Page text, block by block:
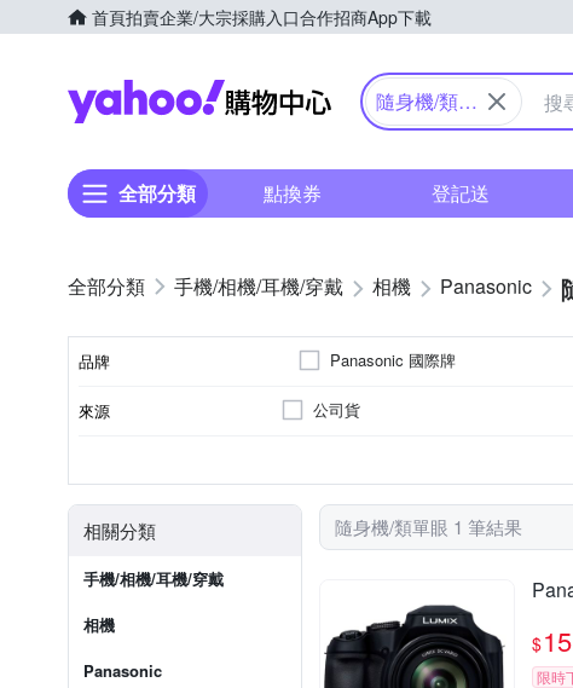
首頁拍賣企業/大宗採購入口合作招商App下載
Yahoo購物中心
隨身機/類單
全部分類 點換券 登記送
手機/相機/耳機/穿戴 相機 Panasonic
品牌 Panasonic 國際牌
來源 公司貨
相關分類
手機/相機/耳機/穿戴
相機
Panasonic
隨身機/類單眼 1 筆結果
$
限時